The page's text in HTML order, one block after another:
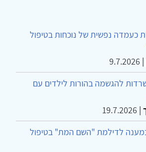
כעמדה נפשית של נוכחות בטיפול
|
9.7.2026
להגשמה בהורות לילדים עם
|
19.7.2026
כמענה לדילמת "השם המת" בטיפול